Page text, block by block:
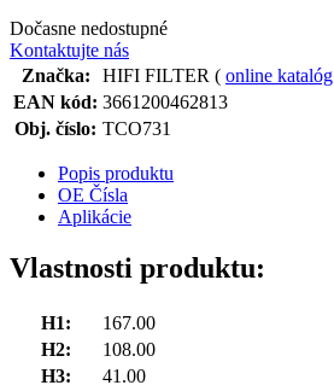
Dočasne nedostupné
Kontaktujte nás
Značka:
HIFI FILTER ( online katalóg
EAN kód: 3661200462813
Obj. číslo: TCO731
Popis produktu
OE Čísla
Aplikácie
Vlastnosti produktu:
H1:
167.00
H2:
108.00
H3:
41.00